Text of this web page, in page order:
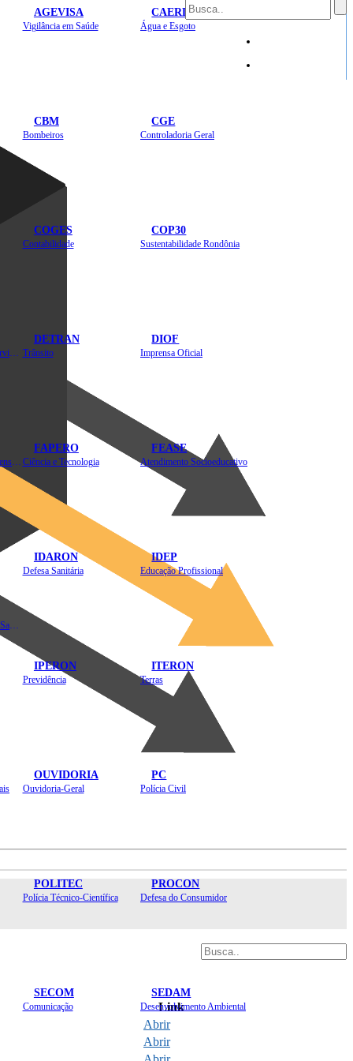
AGEVISA
Vigilância em Saúde
CAERD
Água e Esgoto
CBM
Bombeiros
CGE
Controladoria Geral
COGES
Contabilidade
COP30
Sustentabilidade Rondônia
DETRAN
Trânsito
DIOF
Imprensa Oficial
FAPERO
Ciência e Tecnologia
FEASE
Atendimento Socioeducativo
IDARON
Defesa Sanitária
IDEP
Educação Profissional
IPERON
Previdência
ITERON
Terras
OUVIDORIA
Ouvidoria-Geral
PC
Polícia Civil
POLITEC
Polícia Técnico-Científica
PROCON
Defesa do Consumidor
SECOM
Comunicação
SEDAM
Desenvolvimento Ambiental
Mapa do Site
Link
Abrir
Abrir